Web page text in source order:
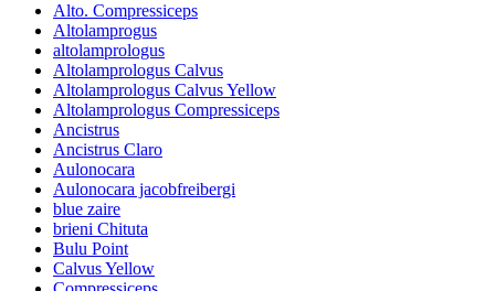
Alto. Compressiceps
Altolamprogus
altolamprologus
Altolamprologus Calvus
Altolamprologus Calvus Yellow
Altolamprologus Compressiceps
Ancistrus
Ancistrus Claro
Aulonocara
Aulonocara jacobfreibergi
blue zaire
brieni Chituta
Bulu Point
Calvus Yellow